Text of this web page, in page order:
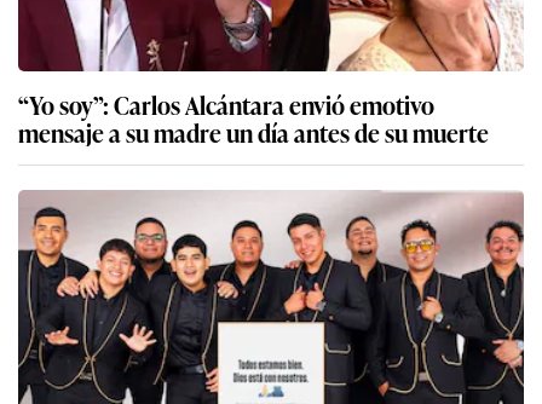
“Yo soy”: Carlos Alcántara envió emotivo
mensaje a su madre un día antes de su muerte